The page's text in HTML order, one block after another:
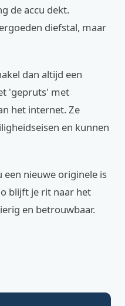
de accu dekt.
diefstal, maar
dan altijd een
'gepruts' met
het internet. Ze
en kunnen
nieuwe originele is
blijft je rit naar het
en betrouwbaar.